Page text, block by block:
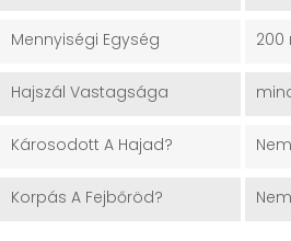
Mennyiségi Egység 200
Hajszál Vastagsága
Károsodott A Hajad? Nem
Korpás A Fejbőröd? Nem